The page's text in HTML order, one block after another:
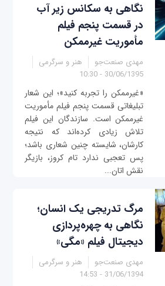
نگاهی به سکانس زیر آب
در قسمت پنجم فیلم
مأموریت غیرممکن
مهدی صنعت‌جو
هنر و سرگرمی
30/06/1395 - 10:30
«غیرممکن را تجربه کنید»؛ این شعار
تبلیغاتی قسمت پنجم فیلم مأموریت
غیرممکن است. سازندگان این فیلم
تلاش زیادی کرده‌اند که نتیجه
کارشان، شایسته چنین شعاری باشد؛
پس تعجبی ندارد تام کروز، بازیگر
نقش اتان...
مرگ تدریجی یک انسان؛
نگاهی به چهره‌پردازی
دیجیتال فیلم «مگی»
مهدی صنعت‌جو
هنر و سرگرمی
31/06/1394 - 14:53